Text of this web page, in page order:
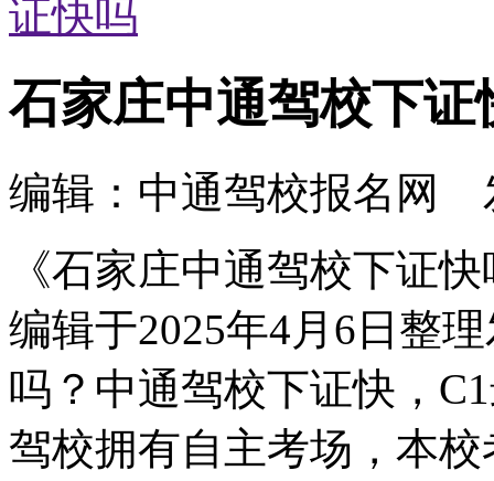
证快吗
石家庄中通驾校下证
编辑：中通驾校报名网
《石家庄中通驾校下证
编辑于2025年4月6日整
吗？中通驾校下证快，
驾校拥有自主考场，本